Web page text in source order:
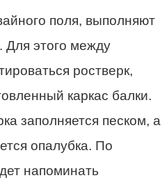
поля, выполняют
Для этого между
ростверк,
каркас балки.
заполняется песком, а
опалубка. По
напоминать